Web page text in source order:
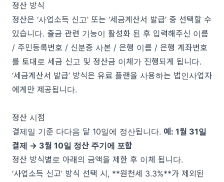
정산 방식
정산은 ‘사업소득 신고’ 또는 ‘세금계산서 발급’ 중 선택할 수
있습니다. 출금 관련 기능이 활성화 된 후 입력해주신 이름
/ 주민등록번호 / 신분증 사본 / 은행 이름 / 은행 계좌번호
를 토대로 세금 신고 및 정산금 이체가 진행되게 됩니다.
‘세금계산서 발급’ 방식은 유료 플랜을 사용하는 법인사업자
에게만 제공됩니다.
정산 시점
결제일 기준 다다음 달 10일에 정산됩니다. 예: 1월 31일
결제 → 3월 10일 정산 주기에 포함
정산 방식별로 아래의 금액을 제한 후 이체 됩니다.
‘사업소득 신고’ 방식 선택 시, **원천세 3.3%**가 제외된